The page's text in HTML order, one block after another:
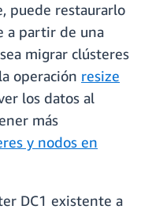
puede restaurarlo
a partir de una
migrar clústeres
operación resize
los datos al
más
y nodos en
DC1 existente a